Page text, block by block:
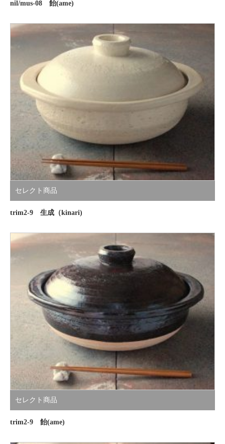
nil/mus-08 飴(ame)
セレクト商品
trim2-9 生成（kinari)
セレクト商品
trim2-9 飴(ame)